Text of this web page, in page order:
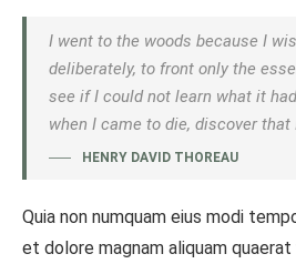
I went to the woods because I
deliberately, to front only the
see if I could not learn what it
when I came to die, discover that
HENRY DAVID THOREAU
Quia non numquam eius modi
et dolore magnam aliquam